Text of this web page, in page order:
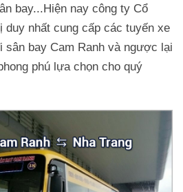
bay...Hiện nay công ty Cổ
nhất cung cấp các tuyến xe
sân bay Cam Ranh và ngược lại
phú lựa chọn cho quý